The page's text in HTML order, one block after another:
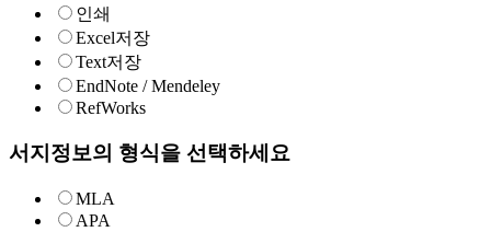
인쇄
Excel저장
Text저장
EndNote / Mendeley
RefWorks
서지정보의 형식을 선택하세요
MLA
APA